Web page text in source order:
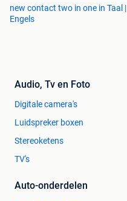
new contact two in one in Taal |
Engels
Audio, Tv en Foto
Digitale camera's
Luidspreker boxen
Stereoketens
TV's
Auto-onderdelen